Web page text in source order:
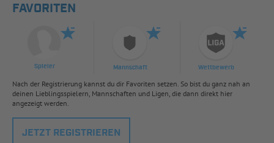
FAVORITEN
Spieler Mannschaft Wettbewerb
Nach der Registrierung kannst du dir Favoriten setzen. So bist du ganz nah an
deinen Lieblingsspielern, Mannschaften und Ligen, die dann direkt hier
angezeigt werden.
JETZT REGISTRIEREN